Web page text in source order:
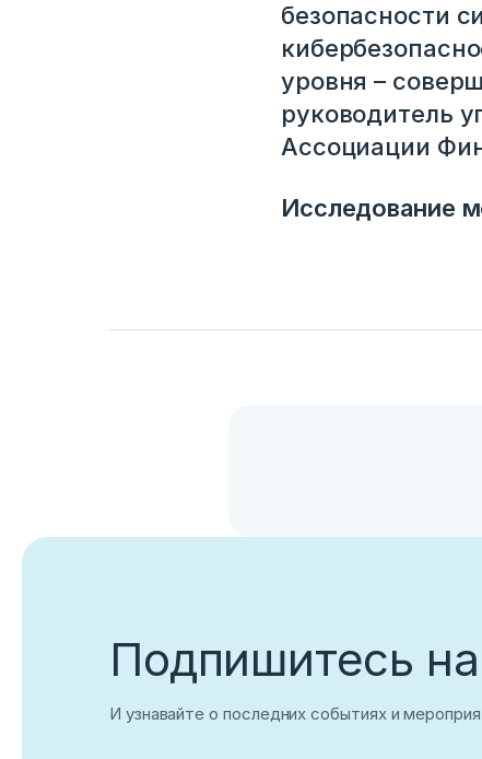
безопасности
уровня –
руководитель
Ассоциации
Исследование
Подпишитесь
И узнавайте о последних событиях и